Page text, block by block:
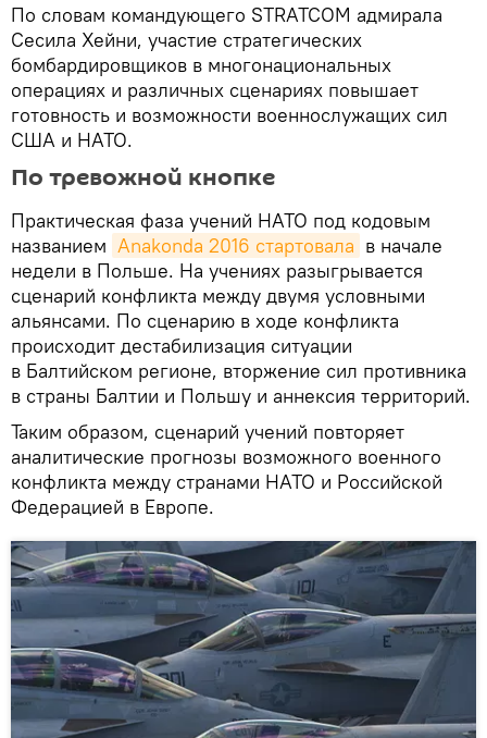
По словам командующего STRATCOM адмирала
Сесила Хейни, участие стратегических
бомбардировщиков в многонациональных
операциях и различных сценариях повышает
готовность и возможности военнослужащих сил
США и НАТО.
По тревожной кнопке
Практическая фаза учений НАТО под кодовым
названием Anakonda 2016 стартовала в начале
недели в Польше. На учениях разыгрывается
сценарий конфликта между двумя условными
альянсами. По сценарию в ходе конфликта
происходит дестабилизация ситуации
в Балтийском регионе, вторжение сил противника
в страны Балтии и Польшу и аннексия территорий.
Таким образом, сценарий учений повторяет
аналитические прогнозы возможного военного
конфликта между странами НАТО и Российской
Федерацией в Европе.